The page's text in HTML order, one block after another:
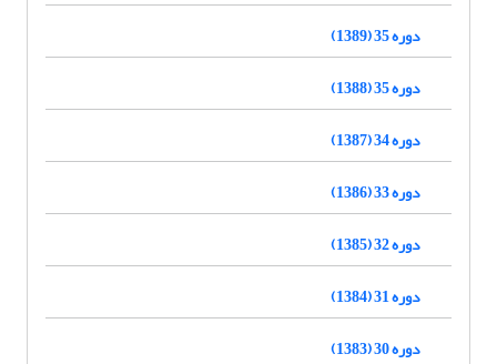
دوره 35 (1389)
دوره 35 (1388)
دوره 34 (1387)
دوره 33 (1386)
دوره 32 (1385)
دوره 31 (1384)
دوره 30 (1383)